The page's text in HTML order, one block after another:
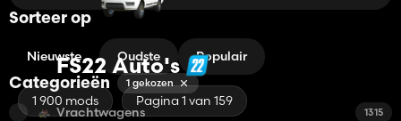
FS22 Auto's
1 900 mods Pagina 1 van 159
Sorteer op
Nieuwste Oudste Populair
Categorieën 1 gekozen
Vrachtwagens 1315